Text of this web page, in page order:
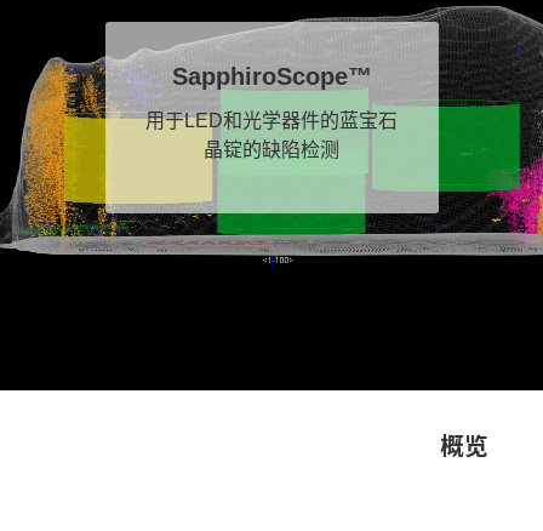
SapphiroScope™
用于LED和光学器件的蓝宝石
晶锭的缺陷检测
概览